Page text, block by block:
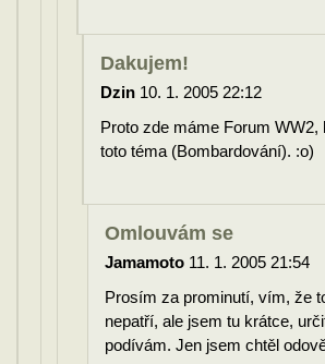
Dakujem!
Dzin 10. 1. 2005 22:12
Proto zde máme Forum WW2,
toto téma (Bombardování). :o)
Omlouvám se
Jamamoto 11. 1. 2005 21:54
Prosím za prominutí, vím, že
nepatří, ale jsem tu krátce,
podívám. Jen jsem chtěl